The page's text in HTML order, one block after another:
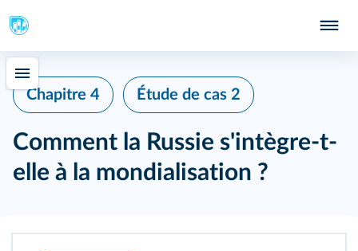
Chapitre 4 Étude de cas 2
Comment la Russie s'intègre-t-
elle à la mondialisation ?